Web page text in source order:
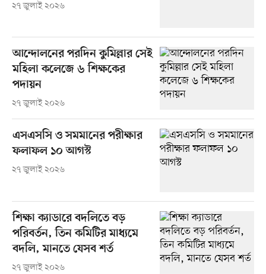
২৭ জুলাই ২০২৬
আন্দোলনের পরদিন কুমিল্লার সেই
মহিলা কলেজে ৬ শিক্ষকের
পদায়ন
২৭ জুলাই ২০২৬
এসএসসি ও সমমানের পরীক্ষার
ফলাফল ১০ আগস্ট
২৭ জুলাই ২০২৬
শিক্ষা ক্যাডারে বদলিতে বড়
পরিবর্তন, তিন কমিটির মাধ্যমে
বদলি, মানতে যেসব শর্ত
২৭ জুলাই ২০২৬